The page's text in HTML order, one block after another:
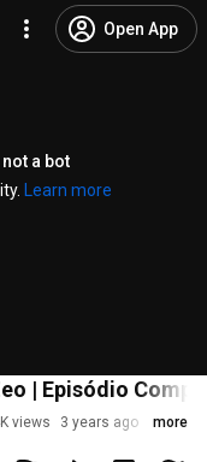
Open App
a bot
Learn more
| Episódio
views 3 years ago more